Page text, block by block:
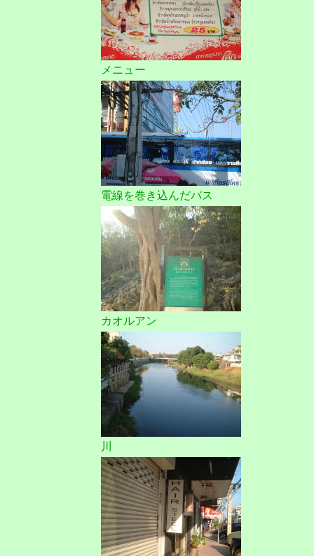
メニュー
電線を巻き込んだバス
カオルアン
川